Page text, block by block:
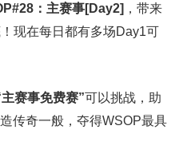
：主赛事[Day2] ，带来
现在每日都有多场Day1可
主赛事免费赛”可以挑战，助
传奇一般，夺得WSOP最具